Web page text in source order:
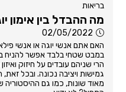
בריאות
מה ההבדל בין אימון
02/05/2022
האם אתם אנשי יוגה או אנשי
במבט שטחי בלבד אפשר להניח
הרי שניהם עובדים על חיזוק
גמישות ויציבה נכונה. ובכל
מאוד שונות, כמו גם ההיסטוריה